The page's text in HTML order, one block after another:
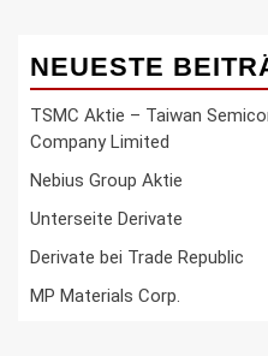
NEUESTE
TSMC Aktie – Taiwan
Company Limited
Nebius Group Aktie
Unterseite Derivate
Derivate bei Trade Republic
MP Materials Corp.